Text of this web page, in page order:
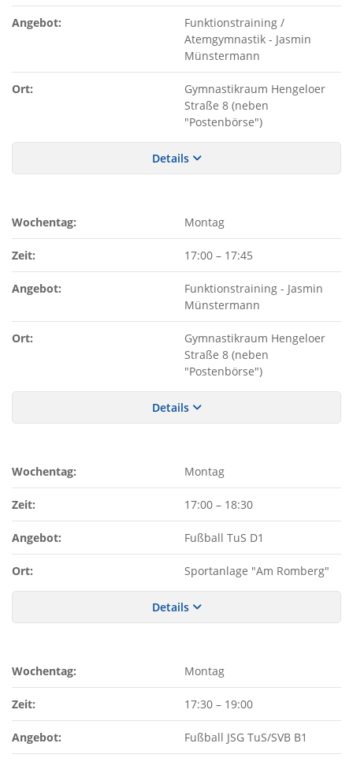
Angebot:
Funktionstraining /
Atemgymnastik - Jasmin
Münstermann
Ort:
Gymnastikraum Hengeloer
Straße 8 (neben
"Postenbörse")
Details
Wochentag: Montag
Zeit: 17:00 – 17:45
Angebot:
Funktionstraining - Jasmin
Münstermann
Ort:
Gymnastikraum Hengeloer
Straße 8 (neben
"Postenbörse")
Details
Wochentag: Montag
Zeit: 17:00 – 18:30
Angebot: Fußball TuS D1
Ort: Sportanlage "Am Romberg"
Details
Wochentag: Montag
Zeit: 17:30 – 19:00
Angebot: Fußball JSG TuS/SVB B1